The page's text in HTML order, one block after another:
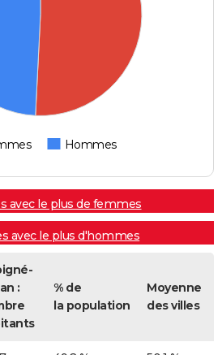
Hommes
avec le plus de femmes
avec le plus d'hommes
:
% de
la population
Moyenne
des villes